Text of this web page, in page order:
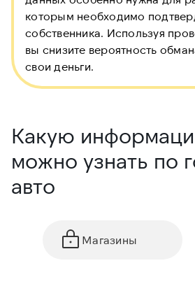
которым необходимо
собственника. Используя
вы снизите вероятность
свои деньги.
Какую
можно узнать по
авто
Магазины